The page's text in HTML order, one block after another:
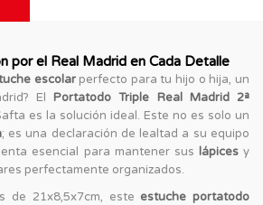
por el Real Madrid en Cada Detalle
escolarperfecto para tu hijo o hija, un
ElPortatodo Triple Real Madrid 2ª
es la solución ideal. Este no es solo un
; es una declaración de lealtad a su equipo
esencial para mantener sus lápicesy
perfectamente organizados.
de 21x8,5x7cm, este estuche portatodo